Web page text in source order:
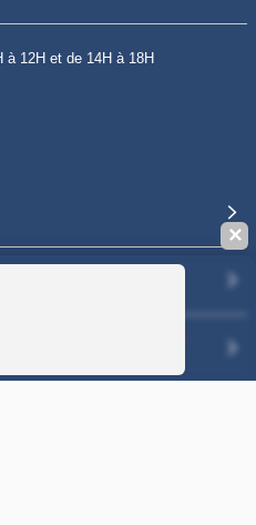
à 12H et de 14H à 18H
✕